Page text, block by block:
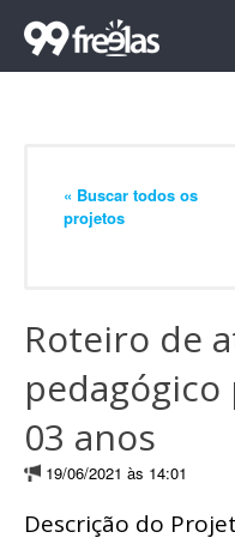
« Buscar todos os
projetos
Roteiro de
pedagógico
03 anos
19/06/2021 às 14:01
Descrição do